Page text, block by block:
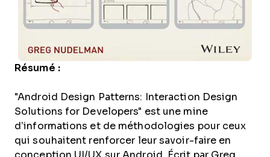
Résumé :
"Android Design Patterns: Interaction Design
Solutions for Developers" est une mine
d’informations et de méthodologies pour ceux
qui souhaitent renforcer leur savoir-faire en
conception UI/UX sur Android. Écrit par Greg